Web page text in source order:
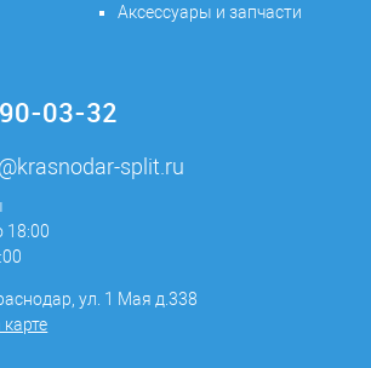
Аксессуары и запчасти
03-32
split.ru
18:00
ул. 1 Мая д.338